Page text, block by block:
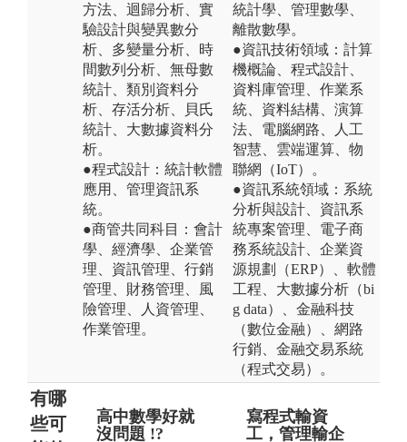
方法、迴歸分析、實
驗設計與變異數分
析、多變量分析、時
間數列分析、無母數
統計、類別資料分
析、存活分析、貝氏
統計、大數據資料分
析。
●程式設計：統計軟體
應用、管理資訊系
統。
●商管共同科目：會計
學、經濟學、企業管
理、資訊管理、行銷
管理、財務管理、風
險管理、人資管理、
作業管理。
統計學、管理數學、
離散數學。
●資訊技術領域：計算
機概論、程式設計、
資料庫管理、作業系
統、資料結構、演算
法、電腦網路、人工
智慧、雲端運算、物
聯網（IoT）。
●資訊系統領域：系統
分析與設計、資訊系
統專案管理、電子商
務系統設計、企業資
源規劃（ERP）、軟體
工程、大數據分析（bi
g data）、金融科技
（數位金融）、網路
行銷、金融交易系統
（程式交易）。
有哪
些可
高中數學好就
沒問題 !?
只能當會計師
!?
寫程式輸資
工，管理輸企